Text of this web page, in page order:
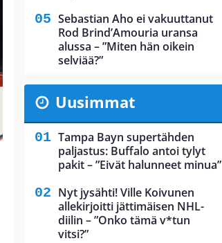
Sebastian Aho ei vakuuttanut
Rod Brind’Amouria uransa
alussa – ”Miten hän oikein
selviää?”
Uusimmat
Tampa Bayn supertähden
paljastus: Buffalo antoi tylyt
pakit – ”Eivät halunneet minua”
Nyt jysähti! Ville Koivunen
allekirjoitti jättimäisen NHL-
diilin – ”Onko tämä v*tun
vitsi?”